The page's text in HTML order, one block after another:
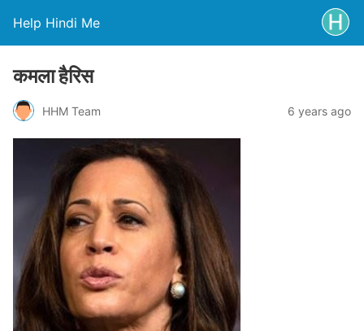
Help Hindi Me
कमला हैरिस
HHM Team 6 years ago